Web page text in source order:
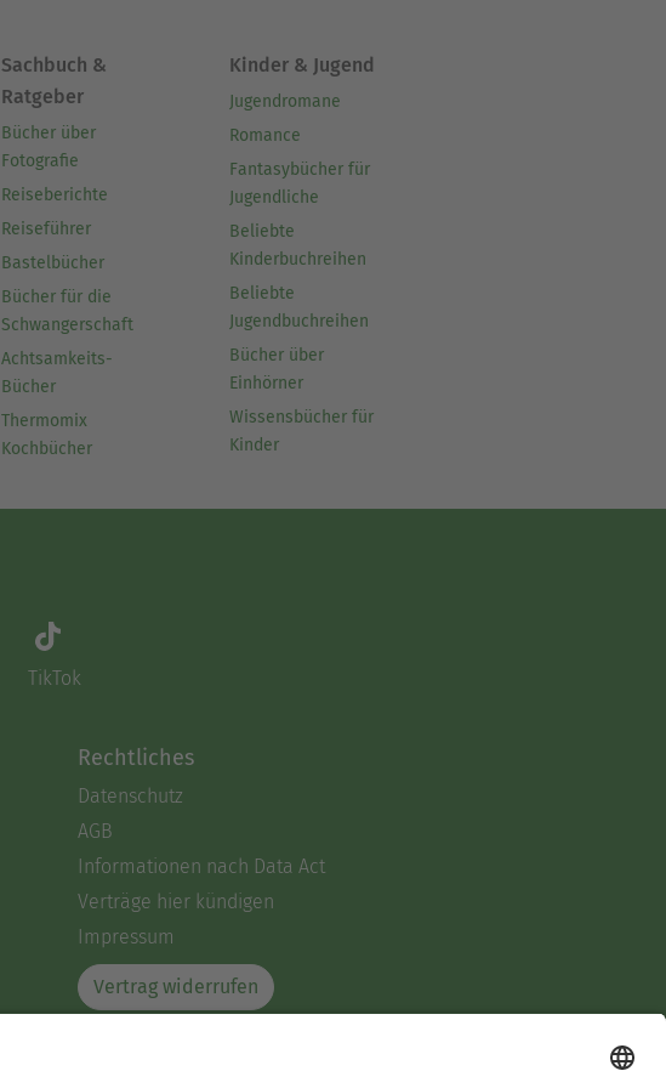
Sachbuch &
Ratgeber
Bücher über
Fotografie
Reiseberichte
Reiseführer
Bastelbücher
Bücher für die
Schwangerschaft
Achtsamkeits-
Bücher
Thermomix
Kochbücher
Kinder & Jugend
Jugendromane
Romance
Fantasybücher für
Jugendliche
Beliebte
Kinderbuchreihen
Beliebte
Jugendbuchreihen
Bücher über
Einhörner
Wissensbücher für
Kinder
TikTok
Rechtliches
Datenschutz
AGB
Informationen nach Data Act
Verträge hier kündigen
Impressum
Vertrag widerrufen